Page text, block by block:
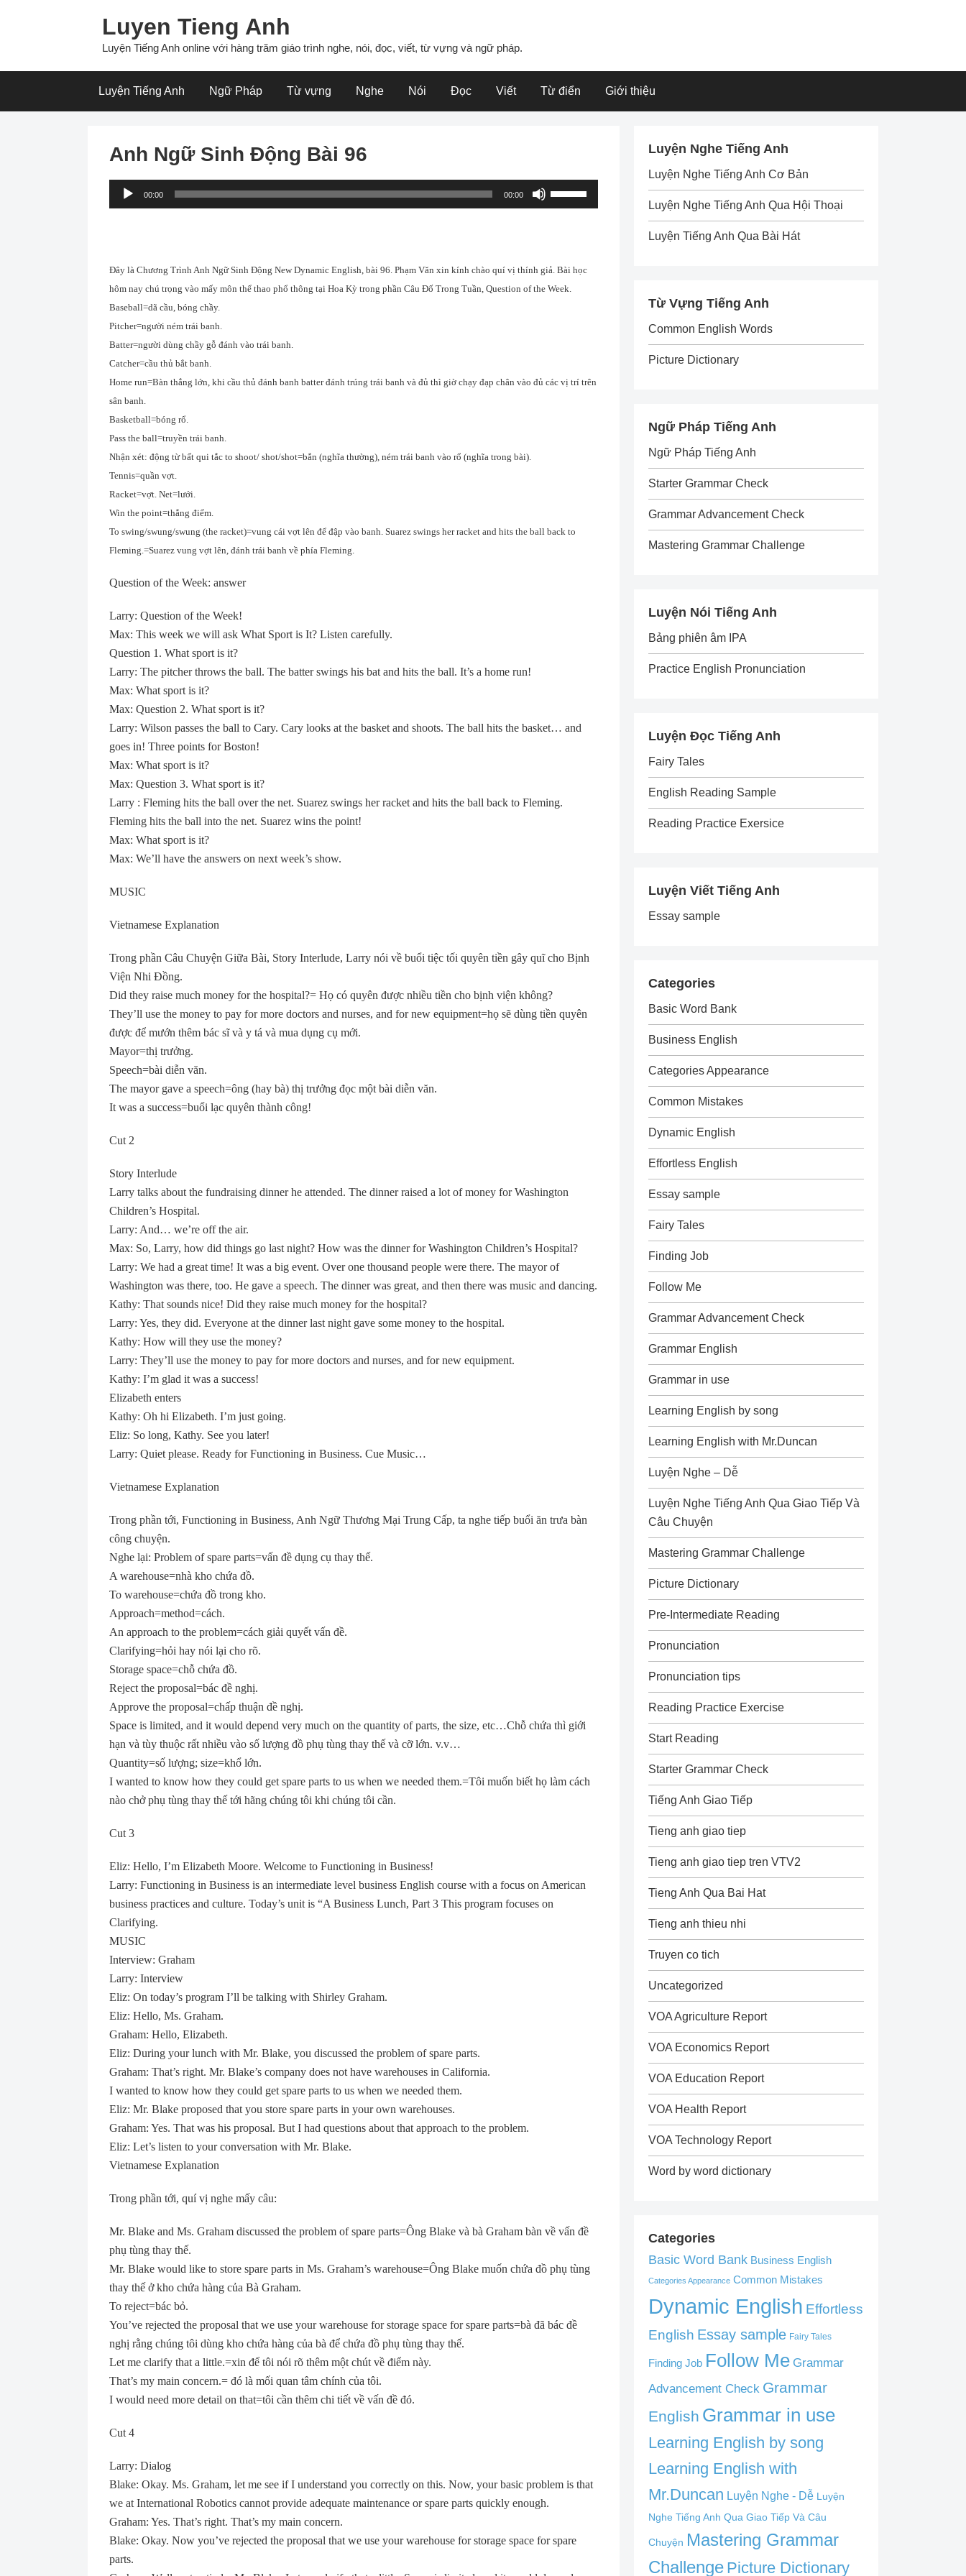
Luyen Tieng Anh
Luyện Tiếng Anh online với hàng trăm giáo trình nghe, nói, đọc, viết, từ vựng và ngữ pháp.
Luyện Tiếng Anh Ngữ Pháp Từ vựng Nghe Nói Đọc Viết Từ điển Giới thiệu
Anh Ngữ Sinh Động Bài 96
Audio
Player
00:00 00:00
Up/Down
Ðây là Chương Trình Anh Ngữ Sinh Ðộng New Dynamic English, bài 96. Phạm Văn xin kính chào quí vị thính giả. Bài học
hôm nay chú trọng vào mấy môn thể thao phổ thông tại Hoa Kỳ trong phần Câu Ðố Trong Tuần, Question of the Week.
Baseball=dã cầu, bóng chầy.
Pitcher=người ném trái banh.
Batter=người dùng chầy gỗ đánh vào trái banh.
Catcher=cầu thủ bắt banh.
Home run=Bàn thắng lớn, khi cầu thủ đánh banh batter đánh trúng trái banh và đủ thì giờ chạy đạp chân vào đủ các vị trí trên
sân banh.
Basketball=bóng rổ.
Pass the ball=truyền trái banh.
Nhận xét: động từ bất qui tắc to shoot/ shot/shot=bắn (nghĩa thường), ném trái banh vào rổ (nghĩa trong bài).
Tennis=quần vợt.
Racket=vợt. Net=lưới.
Win the point=thắng điểm.
To swing/swung/swung (the racket)=vung cái vợt lên để đập vào banh. Suarez swings her racket and hits the ball back to
Fleming.=Suarez vung vợt lên, đánh trái banh về phía Fleming.
Question of the Week: answer
Larry: Question of the Week!
Max: This week we will ask What Sport is It? Listen carefully.
Question 1. What sport is it?
Larry: The pitcher throws the ball. The batter swings his bat and hits the ball. It’s a home run!
Max: What sport is it?
Max: Question 2. What sport is it?
Larry: Wilson passes the ball to Cary. Cary looks at the basket and shoots. The ball hits the basket… and
goes in! Three points for Boston!
Max: What sport is it?
Max: Question 3. What sport is it?
Larry : Fleming hits the ball over the net. Suarez swings her racket and hits the ball back to Fleming.
Fleming hits the ball into the net. Suarez wins the point!
Max: What sport is it?
Max: We’ll have the answers on next week’s show.
MUSIC
Vietnamese Explanation
Trong phần Câu Chuyện Giữa Bài, Story Interlude, Larry nói về buổi tiệc tối quyên tiền gây quĩ cho Bịnh
Viện Nhi Ðồng.
Did they raise much money for the hospital?= Họ có quyên được nhiều tiền cho bịnh viện không?
They’ll use the money to pay for more doctors and nurses, and for new equipment=họ sẽ dùng tiền quyên
được để mướn thêm bác sĩ và y tá và mua dụng cụ mới.
Mayor=thị trưởng.
Speech=bài diễn văn.
The mayor gave a speech=ông (hay bà) thị trưởng đọc một bài diễn văn.
It was a success=buổi lạc quyên thành công!
Cut 2
Story Interlude
Larry talks about the fundraising dinner he attended. The dinner raised a lot of money for Washington
Children’s Hospital.
Larry: And… we’re off the air.
Max: So, Larry, how did things go last night? How was the dinner for Washington Children’s Hospital?
Larry: We had a great time! It was a big event. Over one thousand people were there. The mayor of
Washington was there, too. He gave a speech. The dinner was great, and then there was music and dancing.
Kathy: That sounds nice! Did they raise much money for the hospital?
Larry: Yes, they did. Everyone at the dinner last night gave some money to the hospital.
Kathy: How will they use the money?
Larry: They’ll use the money to pay for more doctors and nurses, and for new equipment.
Kathy: I’m glad it was a success!
Elizabeth enters
Kathy: Oh hi Elizabeth. I’m just going.
Eliz: So long, Kathy. See you later!
Larry: Quiet please. Ready for Functioning in Business. Cue Music…
Vietnamese Explanation
Trong phần tới, Functioning in Business, Anh Ngữ Thương Mại Trung Cấp, ta nghe tiếp buổi ăn trưa bàn
công chuyện.
Nghe lại: Problem of spare parts=vấn đề dụng cụ thay thế.
A warehouse=nhà kho chứa đồ.
To warehouse=chứa đồ trong kho.
Approach=method=cách.
An approach to the problem=cách giải quyết vấn đề.
Clarifying=hỏi hay nói lại cho rõ.
Storage space=chỗ chứa đồ.
Reject the proposal=bác đề nghị.
Approve the proposal=chấp thuận đề nghị.
Space is limited, and it would depend very much on the quantity of parts, the size, etc…Chỗ chứa thì giới
hạn và tùy thuộc rất nhiều vào số lượng đồ phụ tùng thay thế và cỡ lớn. v.v…
Quantity=số lượng; size=khổ lớn.
I wanted to know how they could get spare parts to us when we needed them.=Tôi muốn biết họ làm cách
nào chở phụ tùng thay thế tới hãng chúng tôi khi chúng tôi cần.
Cut 3
Eliz: Hello, I’m Elizabeth Moore. Welcome to Functioning in Business!
Larry: Functioning in Business is an intermediate level business English course with a focus on American
business practices and culture. Today’s unit is “A Business Lunch, Part 3 This program focuses on
Clarifying.
MUSIC
Interview: Graham
Larry: Interview
Eliz: On today’s program I’ll be talking with Shirley Graham.
Eliz: Hello, Ms. Graham.
Graham: Hello, Elizabeth.
Eliz: During your lunch with Mr. Blake, you discussed the problem of spare parts.
Graham: That’s right. Mr. Blake’s company does not have warehouses in California.
I wanted to know how they could get spare parts to us when we needed them.
Eliz: Mr. Blake proposed that you store spare parts in your own warehouses.
Graham: Yes. That was his proposal. But I had questions about that approach to the problem.
Eliz: Let’s listen to your conversation with Mr. Blake.
Vietnamese Explanation
Trong phần tới, quí vị nghe mấy câu:
Mr. Blake and Ms. Graham discussed the problem of spare parts=Ông Blake và bà Graham bàn về vấn đề
phụ tùng thay thế.
Mr. Blake would like to store spare parts in Ms. Graham’s warehouse=Ông Blake muốn chứa đồ phụ tùng
thay thế ở kho chứa hàng của Bà Graham.
To reject=bác bỏ.
You’ve rejected the proposal that we use your warehouse for storage space for spare parts=bà đã bác đề
nghị rằng chúng tôi dùng kho chứa hàng của bà để chứa đồ phụ tùng thay thế.
Let me clarify that a little.=xin để tôi nói rõ thêm một chút về điểm này.
That’s my main concern.= đó là mối quan tâm chính của tôi.
I would need more detail on that=tôi cần thêm chi tiết về vấn đề đó.
Cut 4
Larry: Dialog
Blake: Okay. Ms. Graham, let me see if I understand you correctly on this. Now, your basic problem is that
we at International Robotics cannot provide adequate maintenance or spare parts quickly enough.
Graham: Yes. That’s right. That’s my main concern.
Blake: Okay. Now you’ve rejected the proposal that we use your warehouse for storage space for spare
parts.
Luyện Nghe Tiếng Anh
Luyện Nghe Tiếng Anh Cơ Bản
Luyện Nghe Tiếng Anh Qua Hội Thoại
Luyện Tiếng Anh Qua Bài Hát
Từ Vựng Tiếng Anh
Common English Words
Picture Dictionary
Ngữ Pháp Tiếng Anh
Ngữ Pháp Tiếng Anh
Starter Grammar Check
Grammar Advancement Check
Mastering Grammar Challenge
Luyện Nói Tiếng Anh
Bảng phiên âm IPA
Practice English Pronunciation
Luyện Đọc Tiếng Anh
Fairy Tales
English Reading Sample
Reading Practice Exersice
Luyện Viết Tiếng Anh
Essay sample
Categories
Basic Word Bank
Business English
Categories Appearance
Common Mistakes
Dynamic English
Effortless English
Essay sample
Fairy Tales
Finding Job
Follow Me
Grammar Advancement Check
Grammar English
Grammar in use
Learning English by song
Learning English with Mr.Duncan
Luyện Nghe – Dễ
Luyện Nghe Tiếng Anh Qua Giao Tiếp Và
Câu Chuyện
Mastering Grammar Challenge
Picture Dictionary
Pre-Intermediate Reading
Pronunciation
Pronunciation tips
Reading Practice Exercise
Start Reading
Starter Grammar Check
Tiếng Anh Giao Tiếp
Tieng anh giao tiep
Tieng anh giao tiep tren VTV2
Tieng Anh Qua Bai Hat
Tieng anh thieu nhi
Truyen co tich
Uncategorized
VOA Agriculture Report
VOA Economics Report
VOA Education Report
VOA Health Report
VOA Technology Report
Word by word dictionary
Categories
Basic Word Bank Business English
Categories Appearance Common Mistakes
Dynamic English Effortless
English Essay sample Fairy Tales
Finding Job Follow Me Grammar
Advancement Check Grammar
English Grammar in use
Learning English by song
Learning English with
Mr.Duncan Luyện Nghe - Dễ Luyện
Nghe Tiếng Anh Qua Giao Tiếp Và Câu
Chuyện Mastering Grammar
Challenge Picture Dictionary